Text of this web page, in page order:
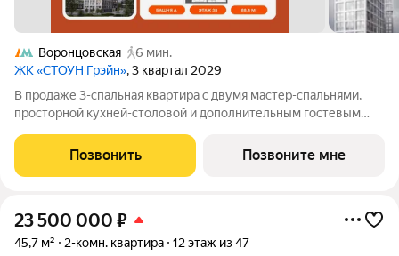
Воронцовская
6 мин.
ЖК «СТОУН Грэйн», 3 квартал 2029
В продаже 3-спальная квартира с двумя мастер-спальнями,
просторной кухней-столовой и дополнительным гостевым
гардеробная зона. Третья комната может быть адаптирована
под детскую или кабинет.
Позвонить Позвоните мне
23 500 000 ₽
45,7 м² 2-комн. квартира 12 этаж из 47